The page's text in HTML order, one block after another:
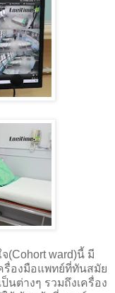
(Cohort ward)นี้ มี
รื่องมือแพทย์ที่ทันสมัย
นต่างๆ รวมถึงเครื่อง